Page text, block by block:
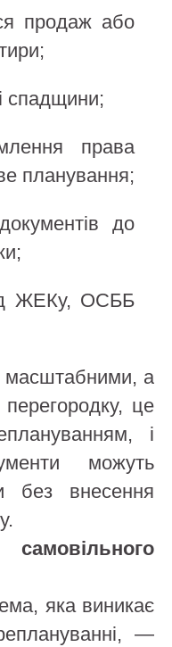
продаж або
спадщини;
права
планування;
до
ЖЕКу, ОСББ
масштабними, а
це
і
можуть
без внесення
яка виникає
—